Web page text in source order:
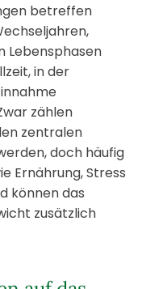
betreffen
Lebensphasen
in der
zählen
zentralen
doch häufig
Ernährung, Stress
können das
zusätzlich